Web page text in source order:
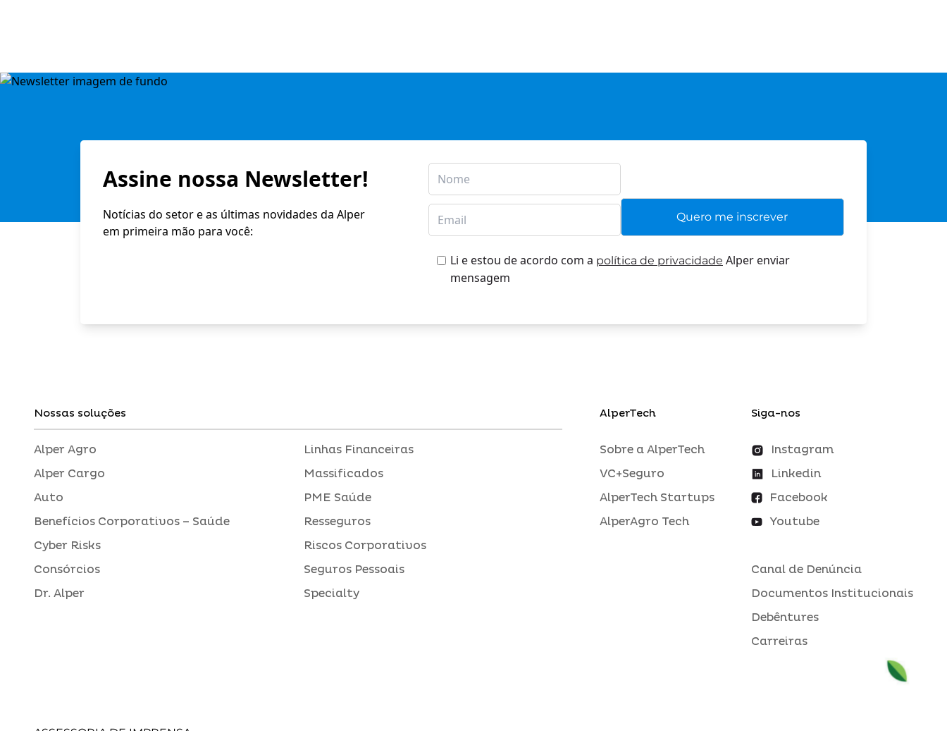
Assine nossa Newsletter!
Notícias do setor e as últimas novidades da Alper
em primeira mão para você:
Li e estou de acordo com a política de privacidade Alper enviar
mensagem
Nossas soluções
Alper Agro
Alper Cargo
Auto
Benefícios Corporativos – Saúde
Cyber Risks
Consórcios
Dr. Alper
Linhas Financeiras
Massificados
PME Saúde
Resseguros
Riscos Corporativos
Seguros Pessoais
Specialty
AlperTech
Sobre a AlperTech
VC+Seguro
AlperTech Startups
AlperAgro Tech
Siga-nos
Instagram
Linkedin
Facebook
Youtube
Canal de Denúncia
Documentos Institucionais
Debêntures
Carreiras